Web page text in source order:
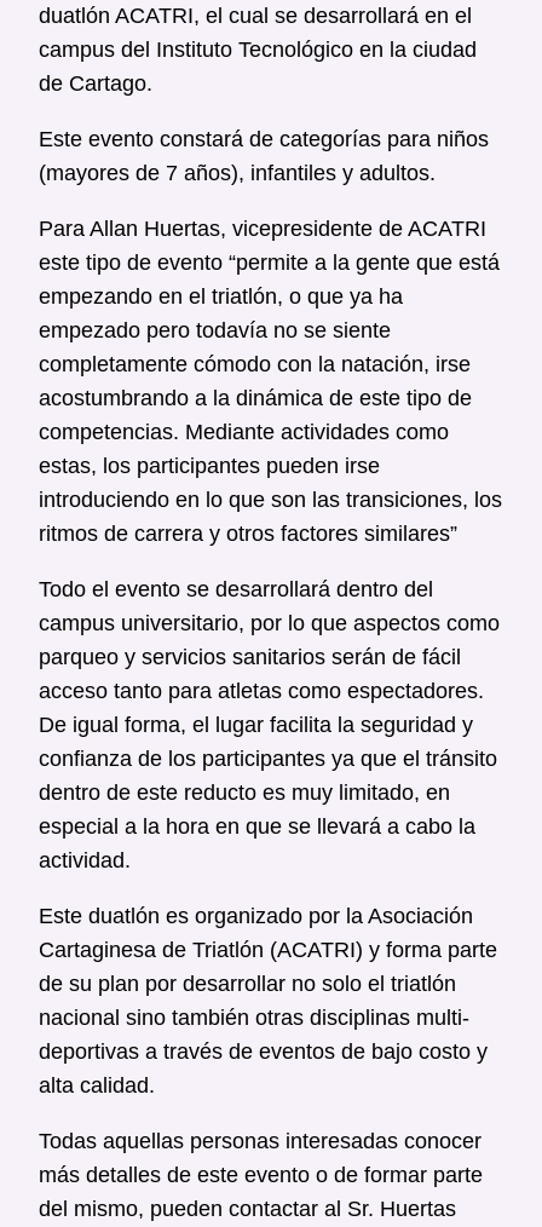
duatlón ACATRI, el cual se desarrollará en el
campus del Instituto Tecnológico en la ciudad
de Cartago.
Este evento constará de categorías para niños
(mayores de 7 años), infantiles y adultos.
Para Allan Huertas, vicepresidente de ACATRI
este tipo de evento “permite a la gente que está
empezando en el triatlón, o que ya ha
empezado pero todavía no se siente
completamente cómodo con la natación, irse
acostumbrando a la dinámica de este tipo de
competencias. Mediante actividades como
estas, los participantes pueden irse
introduciendo en lo que son las transiciones, los
ritmos de carrera y otros factores similares”
Todo el evento se desarrollará dentro del
campus universitario, por lo que aspectos como
parqueo y servicios sanitarios serán de fácil
acceso tanto para atletas como espectadores.
De igual forma, el lugar facilita la seguridad y
confianza de los participantes ya que el tránsito
dentro de este reducto es muy limitado, en
especial a la hora en que se llevará a cabo la
actividad.
Este duatlón es organizado por la Asociación
Cartaginesa de Triatlón (ACATRI) y forma parte
de su plan por desarrollar no solo el triatlón
nacional sino también otras disciplinas multi-
deportivas a través de eventos de bajo costo y
alta calidad.
Todas aquellas personas interesadas conocer
más detalles de este evento o de formar parte
del mismo, pueden contactar al Sr. Huertas